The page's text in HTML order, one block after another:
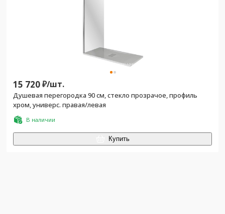
15 720₽/шт.
Душевая перегородка 90 см, стекло прозрачое, профиль
хром, универс. правая/левая
В наличии
Купить